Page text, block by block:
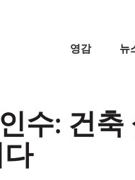
영감 뉴
수: 건축